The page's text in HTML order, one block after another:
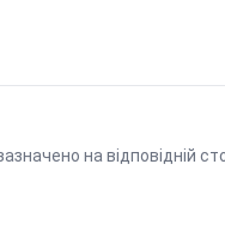
на відповідній